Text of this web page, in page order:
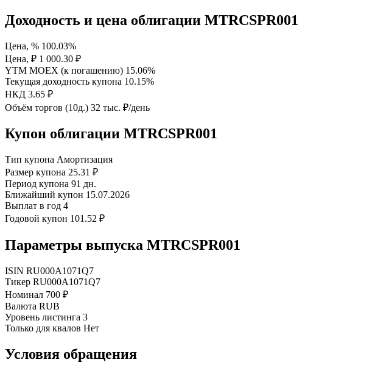
Доходность и цена облигации MTRCSPR001
Цена, % 100.03%
Цена, ₽ 1 000.30 ₽
YTM MOEX (к погашению) 15.06%
Текущая доходность купона 10.15%
НКД 3.65 ₽
Объём торгов (10д.) 32 тыс. ₽/день
Купон облигации MTRCSPR001
Тип купона Амортизация
Размер купона 25.31 ₽
Период купона 91 дн.
Ближайший купон 15.07.2026
Выплат в год 4
Годовой купон 101.52 ₽
Параметры выпуска MTRCSPR001
ISIN RU000A1071Q7
Тикер RU000A1071Q7
Номинал 700 ₽
Валюта RUB
Уровень листинга 3
Только для квалов Нет
Условия обращения